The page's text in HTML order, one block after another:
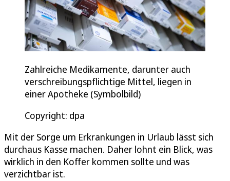
Zahlreiche Medikamente, darunter auch
verschreibungspflichtige Mittel, liegen in
einer Apotheke (Symbolbild)
Copyright: dpa
Mit der Sorge um Erkrankungen in Urlaub lässt sich
durchaus Kasse machen. Daher lohnt ein Blick, was
wirklich in den Koffer kommen sollte und was
verzichtbar ist.